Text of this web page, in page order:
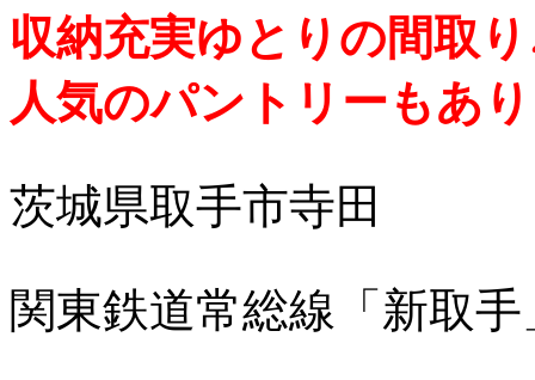
収納充実ゆとりの間取
人気のパントリーもあ
茨城県取手市寺田
関東鉄道常総線「新取